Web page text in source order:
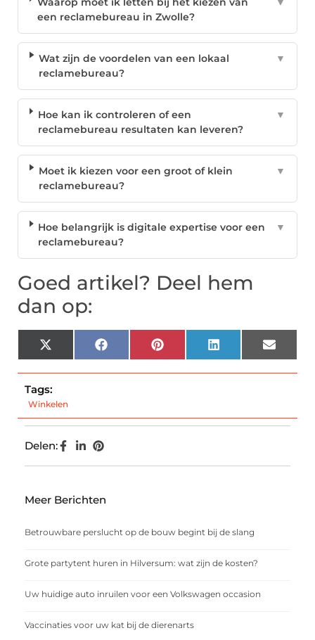
een reclamebureau in Zwolle?
Wat zijn de voordelen van een lokaal
reclamebureau?
▼
Hoe kan ik controleren of een
reclamebureau resultaten kan leveren?
▼
Moet ik kiezen voor een groot of klein
reclamebureau?
▼
Hoe belangrijk is digitale expertise voor een
reclamebureau?
▼
Goed artikel? Deel hem
dan op:
X
(Twitter)
Facebook Pinterest LinkedIn Email
Tags:
Winkelen
Delen:
Meer Berichten
Betrouwbare perslucht op de bouw begint bij de slang
Grote partytent huren in Hilversum: wat zijn de kosten?
Uw huidige auto inruilen voor een Volkswagen occasion
Vaccinaties voor uw kat bij de dierenarts